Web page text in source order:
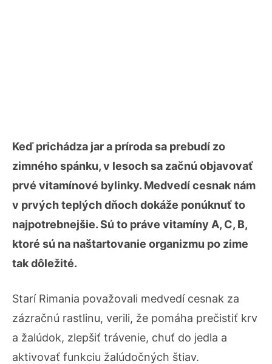
Keď prichádza jar a príroda sa prebudí zo
zimného spánku, v lesoch sa začnú objavovať
prvé vitamínové bylinky. Medvedí cesnak nám
v prvých teplých dňoch dokáže ponúknuť to
najpotrebnejšie. Sú to práve vitamíny A, C, B,
ktoré sú na naštartovanie organizmu po zime
tak dôležité.
Starí Rimania považovali medvedí cesnak za
zázračnú rastlinu, verili, že pomáha prečistiť krv
a žalúdok, zlepšiť trávenie, chuť do jedla a
aktivovať funkciu žalúdočných štiav.